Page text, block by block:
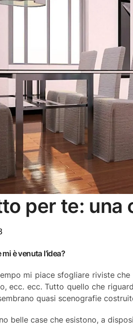
per te:
è venuta l’idea?
mi piace sfogliare riviste
ecc. ecc. Tutto quello che
quasi scenografie
belle case che esistono, a